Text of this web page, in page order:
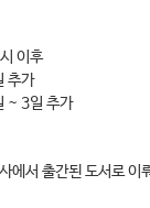
이후
추가
~ 3일 추가
에서 출간된 도서로 이